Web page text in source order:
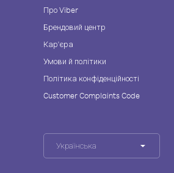
Про Viber
Брендовий центр
Кар'єра
Умови й політики
Політика конфіденційності
Customer Complaints Code
Українська